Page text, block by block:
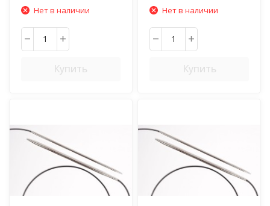
Нет в наличии
Купить
Нет в наличии
Купить